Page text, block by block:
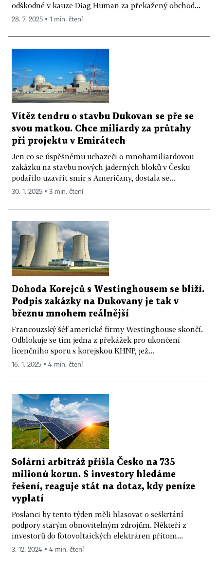
odškodné v kauze Diag Human za překažený obchod...
28. 7. 2025 ▪ 1 min. čtení
Vítěz tendru o stavbu Dukovan se pře se
svou matkou. Chce miliardy za průtahy
při projektu v Emirátech
Jen co se úspěšnému uchazeči o mnohamiliardovou
zakázku na stavbu nových jaderných bloků v Česku
podařilo uzavřít smír s Američany, dostala se...
30. 1. 2025 ▪ 3 min. čtení
Dohoda Korejců s Westinghousem se blíží.
Podpis zakázky na Dukovany je tak v
březnu mnohem reálnější
Francouzský šéf americké firmy Westinghouse skončí.
Odblokuje se tím jedna z překážek pro ukončení
licenčního sporu s korejskou KHNP, jež...
16. 1. 2025 ▪ 4 min. čtení
Solární arbitráž přišla Česko na 735
milionů korun. S investory hledáme
řešení, reaguje stát na dotaz, kdy peníze
vyplatí
Poslanci by tento týden měli hlasovat o seškrtání
podpory starým obnovitelným zdrojům. Někteří z
investorů do fotovoltaických elektráren přitom...
3. 12. 2024 ▪ 4 min. čtení